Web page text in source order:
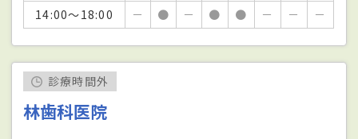
14:00～18:00
－ ● － ● ● － － －
診療時間外
林歯科医院